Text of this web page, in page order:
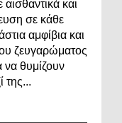
και
σε κάθε
αμφίβια και
ζευγαρώματος
να θυμίζουν
της...